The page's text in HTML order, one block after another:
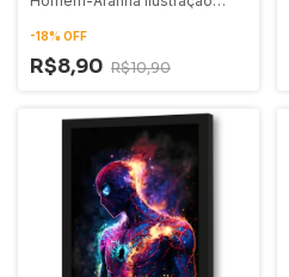
-18% OFF
R$8,90 R$10,90